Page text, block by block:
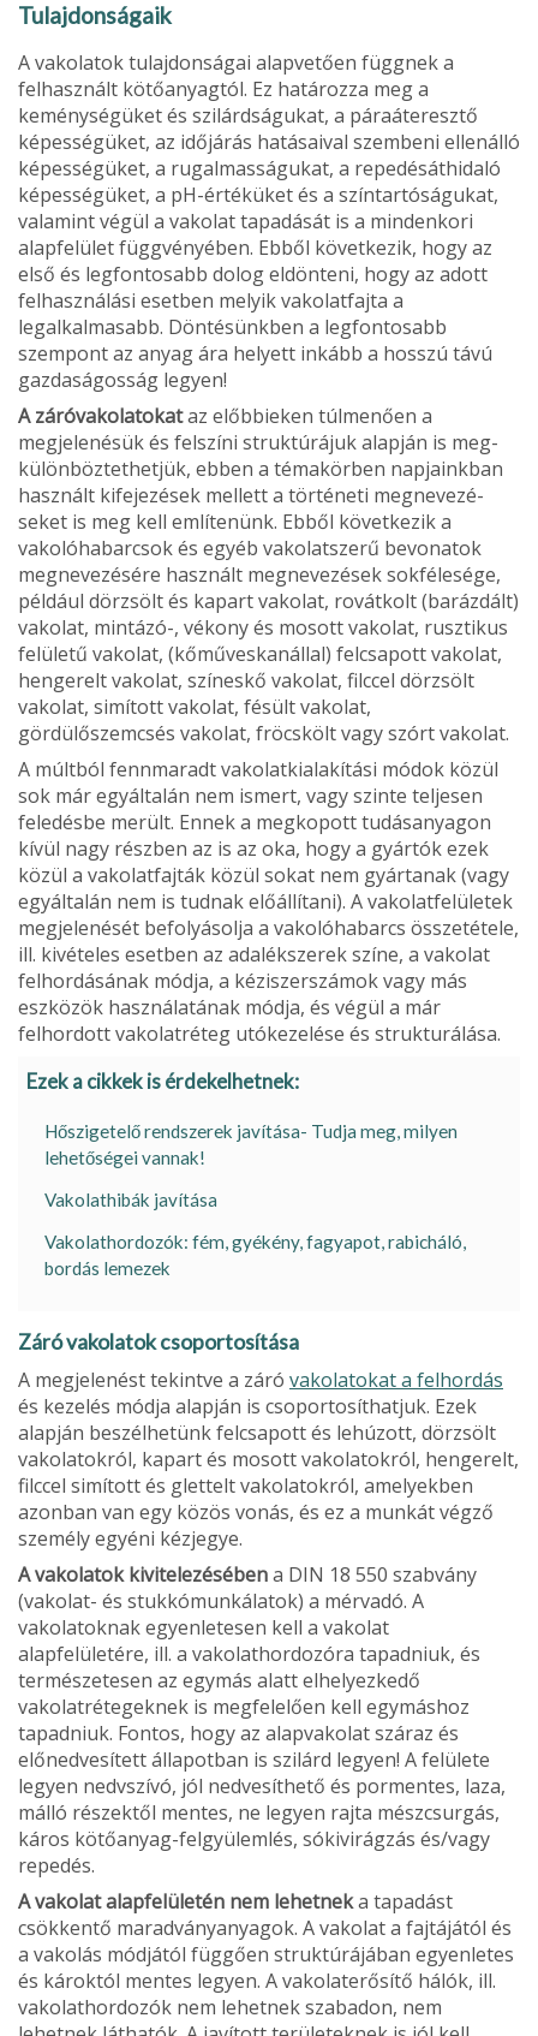
Tulajdonságaik
A vakolatok tulajdonságai alapvetően függnek a
felhasznált kötőanyagtól. Ez határozza meg a
keménységüket és szilárdságukat, a páraáteresztő
képességüket, az időjárás hatásaival szembeni ellenálló
képességüket, a rugalmasságukat, a re­pedésáthidaló
képességüket, a pH-értéküket és a színtartóságukat,
valamint végül a vakolat tapadását is a mindenkori
alapfelület függvényében. Ebből következik, hogy az
első és legfontosabb dolog eldönteni, hogy az adott
felhasználási esetben me­lyik vakolatfajta a
legalkalmasabb. Döntésünkben a legfontosabb
szempont az anyag ára helyett inkább a hosszú távú
gazdaságosság legyen!
A záróvakolatokataz előbbieken túlmenően a
megjelenésük és felszíni struktúrájuk alapján is meg­
különböztethetjük, ebben a témakörben napjainkban
használt kifejezések mellett a történeti megnevezé­
seket is meg kell említenünk. Ebből következik a
vakolóhabarcsok és egyéb vakolatszerű bevonatok
megnevezésére használt megnevezések sokfélesége,
például dörzsölt és kapart vakolat, rovátkolt (baráz­dált)
vakolat, mintázó-, vékony és mosott vakolat, rusztikus
felületű vakolat, (kőműveskanállal) fel­csapott vakolat,
hengerelt vakolat, színeskő vakolat, filccel dörzsölt
vakolat, simított vakolat, fésült va­kolat,
gördülőszemcsés vakolat, fröcskölt vagy szórt vakolat.
A múltból fennmaradt vakolatkialakítási módok közül
sok már egyáltalán nem ismert, vagy szinte teljesen
feledésbe merült. Ennek a megkopott tudásanyagon
kívül nagy részben az is az oka, hogy a gyártók ezek
közül a vakolatfajták közül sokat nem gyártanak (vagy
egyáltalán nem is tudnak előállíta­ni). A vakolatfelületek
megjelenését befolyásolja a vakolóhabarcs összetétele,
ill. kivételes esetben az adalékszerek színe, a vakolat
felhordásának módja, a kéziszerszámok vagy más
eszközök használatának módja, és végül a már
felhordott vakolatréteg utó­kezelése és strukturálása.
Ezek a cikkek is érdekelhetnek:
Hőszigetelő rendszerek javítása- Tudja meg, milyen
lehetőségei vannak!
Vakolathibák javítása
Vakolathordozók: fém, gyékény, fagyapot, rabicháló,
bordás lemezek
Záró vakolatok csoportosítása
A megjelenést tekintve a záró vakolatokat a felhordás
és kezelés módja alap­ján is csoportosíthatjuk. Ezek
alapján beszélhetünk felcsapott és lehúzott, dörzsölt
vakolatokról, kapart és mosott vakolatokról, hengerelt,
filccel simított és glettelt vakolatokról, amelyekben
azonban van egy közös vonás, és ez a munkát végző
személy egyéni kézjegye.
A vakolatok kivitelezésébena DIN 18 550 szabvány
(vakolat- és stukkómunkálatok) a mérv­adó. A
vakolatoknak egyenletesen kell a vakolat
alapfelületére, ill. a vakolathordozóra tapadniuk, és
természetesen az egymás alatt elhelyezkedő
vakolatrétegeknek is megfelelően kell egymáshoz
tapadniuk. Fontos, hogy az alapvakolat száraz és
előnedvesített állapotban is szilárd legyen! A felülete
legyen nedvszívó, jól nedvesíthető és por­mentes, laza,
málló részektől mentes, ne legyen rajta mészcsurgás,
káros kötőanyag-felgyülemlés, sókivirágzás és/vagy
repedés.
A vakolat alapfelü­letén nem lehetneka tapadást
csökkentő marad­ványanyagok. A vakolat a fajtájától és
a vakolás módjától függően struktúrájában egyenletes
és károktól mentes legyen. A vakolaterősítő hálók, ill.
vakolathordozók nem lehetnek szabadon, nem